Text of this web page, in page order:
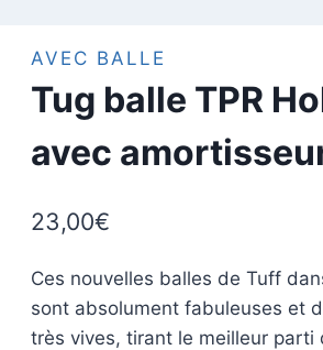
AVEC BALLE
Tug balle TPR
avec
23,00€
Ces nouvelles balles de Tuff
sont absolument fabuleuses et
très vives, tirant le meilleur parti